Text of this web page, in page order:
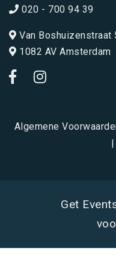
020 - 700 94 39
Van Boshuizenstraat
1082 AV Amsterdam
Algemene
Get